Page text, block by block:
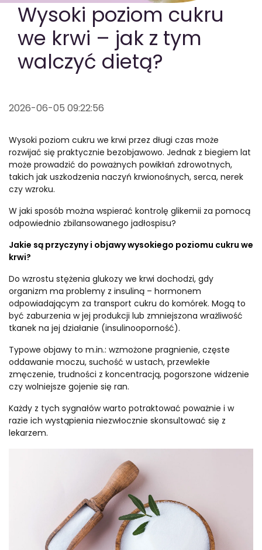
Wysoki poziom cukru
we krwi – jak z tym
walczyć dietą?
2026-06-05 09:22:56
Wysoki poziom cukru we krwi przez długi czas może
rozwijać się praktycznie bezobjawowo. Jednak z biegiem lat
może prowadzić do poważnych powikłań zdrowotnych,
takich jak uszkodzenia naczyń krwionośnych, serca, nerek
czy wzroku.
W jaki sposób można wspierać kontrolę glikemii za pomocą
odpowiednio zbilansowanego jadłospisu?
Jakie są przyczyny i objawy wysokiego poziomu cukru we
krwi?
Do wzrostu stężenia glukozy we krwi dochodzi, gdy
organizm ma problemy z insuliną – hormonem
odpowiadającym za transport cukru do komórek. Mogą to
być zaburzenia w jej produkcji lub zmniejszona wrażliwość
tkanek na jej działanie (insulinooporność).
Typowe objawy to m.in.: wzmożone pragnienie, częste
oddawanie moczu, suchość w ustach, przewlekłe
zmęczenie, trudności z koncentracją, pogorszone widzenie
czy wolniejsze gojenie się ran.
Każdy z tych sygnałów warto potraktować poważnie i w
razie ich wystąpienia niezwłocznie skonsultować się z
lekarzem.